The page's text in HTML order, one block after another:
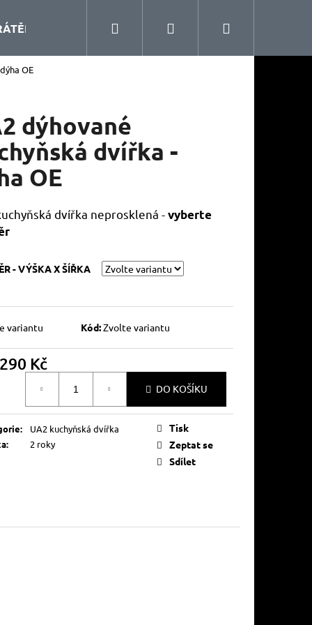
PROGRAM KUCHYŇSKÉ DOPLŇKY
Přihlášení
OE
dýhované
dvířka -
OE
dvířka neprosklená -vyberte
- VÝŠKA X ŠÍŘKA
variantu Kód:Zvolte variantu
290 Kč
DO KOŠÍKU
:
UA2 kuchyňská dvířka
: 2 roky
Tisk
Zeptat se
Sdílet